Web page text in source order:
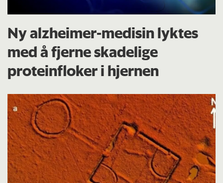
Ny alzheimer-medisin lyktes
med å fjerne skadelige
proteinfloker i hjernen